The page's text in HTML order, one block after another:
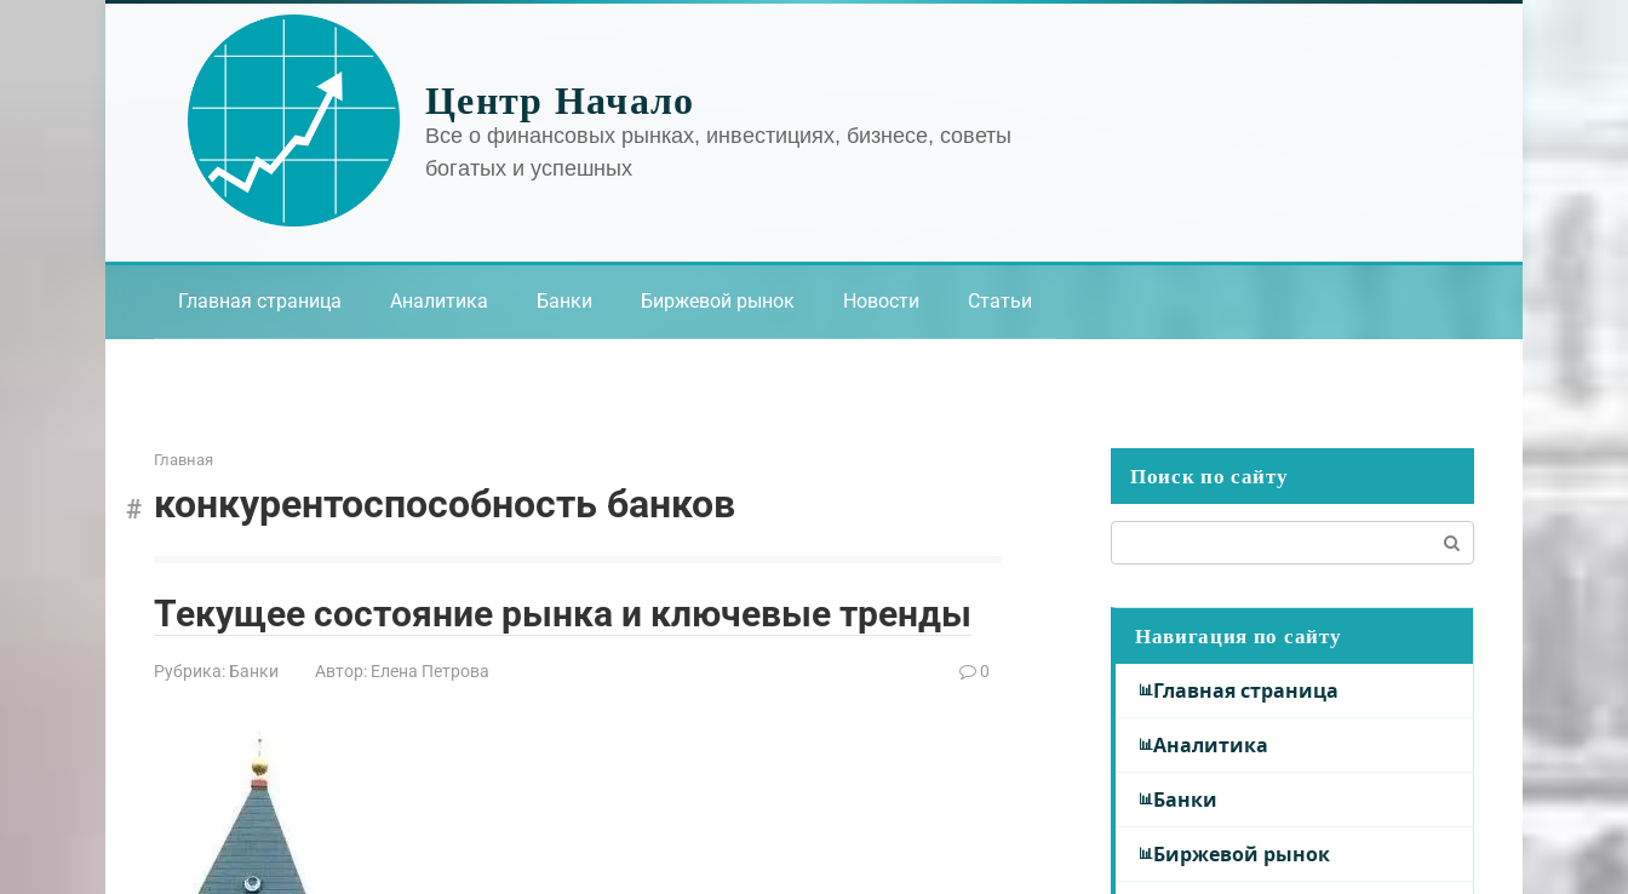
Центр Начало
Все о финансовых рынках, инвестициях, бизнесе, советы
богатых и успешных
Главная страница Аналитика Банки Биржевой рынок Новости Статьи
Главная
конкурентоспособность банков
Текущее состояние рынка и ключевые тренды
Рубрика: Банки Автор: Елена Петрова 0
Поиск по сайту
Навигация по сайту
Главная страница
Аналитика
Банки
Биржевой рынок